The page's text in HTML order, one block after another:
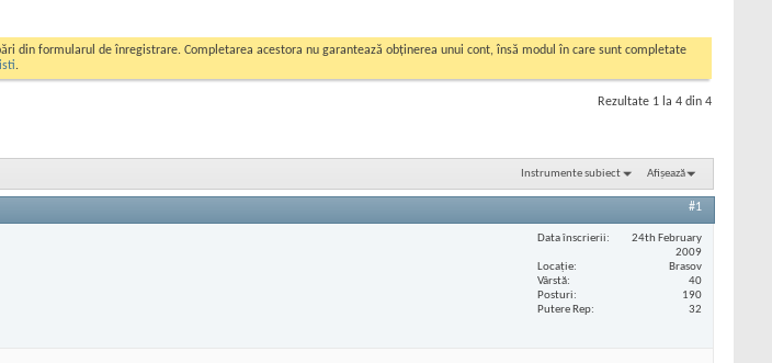
din formularul de înregistrare. Completarea acestora nu garantează obținerea unui cont, însă modul în care sunt completate
.
Rezultate 1 la 4 din 4
Instrumente subiect Afișează
#1
Data înscrierii
24th February
2009
Locaţie
Brasov
Vârstă
40
Posturi
190
Putere Rep
32